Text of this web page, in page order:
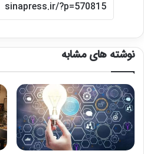
نوشته های مشابه